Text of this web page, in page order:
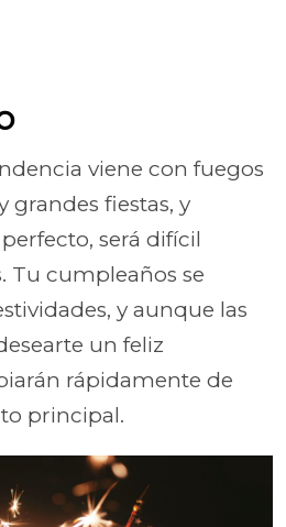
viene con fuegos
grandes fiestas, y
será difícil
Tu cumpleaños se
y aunque las
un feliz
rápidamente de
principal.